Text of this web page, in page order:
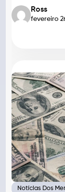
Ross
fevereiro
Notícias Dos